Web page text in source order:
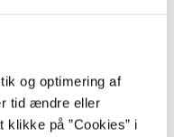
og optimering af
tid ændre eller
på ”Cookies” i
udgivelser